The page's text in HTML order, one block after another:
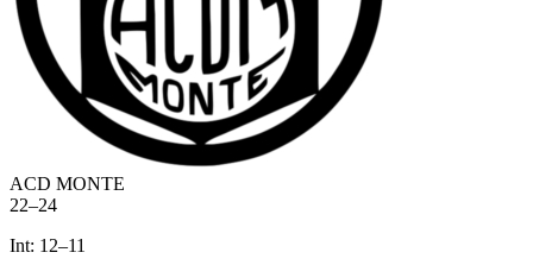
ACD MONTE
22–24
Int: 12–11